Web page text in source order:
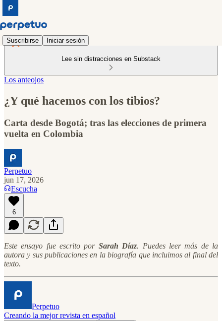
Suscribirse Iniciar sesión
Lee sin distracciones en Substack
Los anteojos
¿Y qué hacemos con los tibios?
Carta desde Bogotá; tras las elecciones de primera
vuelta en Colombia
Perpetuo
jun 17, 2026
Escucha
6
Este ensayo fue escrito por Sarah Díaz. Puedes leer más de la
autora y sus publicaciones en la biografía que incluimos al final del
texto.
Perpetuo
Creando la mejor revista en español